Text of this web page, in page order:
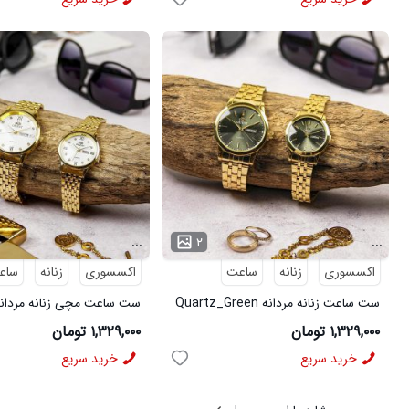
۲
...
اکسسوری
زنانه
ساعت
ست ساعت زنانه مردانه Quartz_Green
مدل 3979
۱,۳۲۹,۰۰۰ تومان
خرید سریع
...
اکسسوری
زنانه
ست ساعت مچی زنانه
Quartz_White مدل 3978
۱,۳۲۹,۰۰۰ تومان
خرید سریع